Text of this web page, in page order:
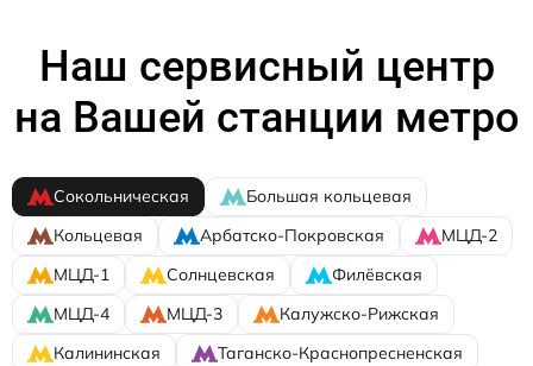
Наш сервисный центр
на Вашей станции метро
Сокольническая
Большая кольцевая
Кольцевая
Арбатско-Покровская
МЦД-2
МЦД-1
Солнцевская
Филёвская
МЦД-4
МЦД-3
Калужско-Рижская
Калининская
Таганско-Краснопресненская